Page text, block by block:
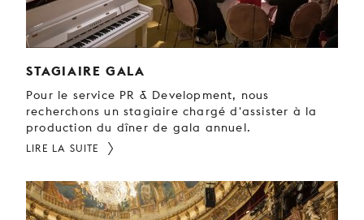
STAGIAIRE GALA
Pour le service PR & Development, nous
recherchons un stagiaire chargé d'assister à la
production du dîner de gala annuel.
LIRE LA SUITE